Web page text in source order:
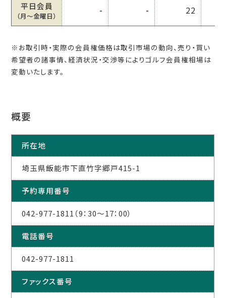
平日会員
（月〜金曜日） - - 22
※お取引時・実際の会員権価格は取引市場の動向、売り・買い
希望者の諸事情、経済状況・交渉等によりゴルフ会員権相場は
変動いたします。
概要
所在地
埼玉県飯能市下直竹字郷戸415-1
予約専用番号
042-977-1811（9：30～17：00）
電話番号
042-977-1811
ファックス番号